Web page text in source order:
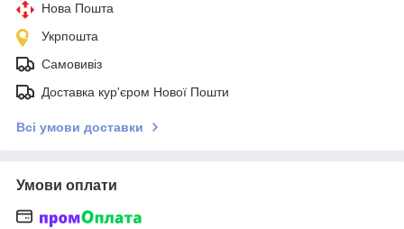
Нова Пошта
Укрпошта
Самовивіз
Доставка кур'єром Нової Пошти
Всі умови доставки
Умови оплати